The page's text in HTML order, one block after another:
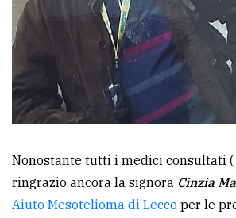
Nonostante tutti i medici consultati
ringrazio ancora la signora Cinzia
Aiuto Mesotelioma di Lecco per le